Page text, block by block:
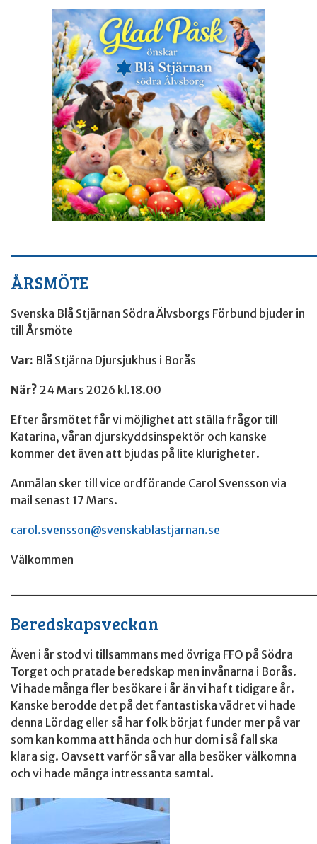
ÅRSMÖTE
Svenska Blå Stjärnan Södra Älvsborgs Förbund bjuder in
till Årsmöte
Var: Blå Stjärna Djursjukhus i Borås
När? 24 Mars 2026 kl.18.00
Efter årsmötet får vi möjlighet att ställa frågor till
Katarina, våran djurskyddsinspektör och kanske
kommer det även att bjudas på lite klurigheter.
Anmälan sker till vice ordförande Carol Svensson via
mail senast 17 Mars.
carol.svensson@svenskablastjarnan.se
Välkommen
Beredskapsveckan
Även i år stod vi tillsammans med övriga FFO på Södra
Torget och pratade beredskap men invånarna i Borås.
Vi hade många fler besökare i år än vi haft tidigare år.
Kanske berodde det på det fantastiska vädret vi hade
denna Lördag eller så har folk börjat funder mer på var
som kan komma att hända och hur dom i så fall ska
klara sig. Oavsett varför så var alla besöker välkomna
och vi hade mänga intressanta samtal.